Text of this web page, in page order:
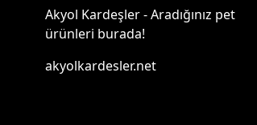
Akyol Kardeşler - Aradığınız pet
ürünleri burada!
akyolkardesler.net